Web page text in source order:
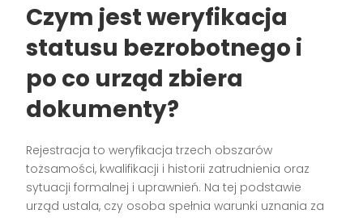
Czym jest weryfikacja
statusu bezrobotnego i
po co urząd zbiera
dokumenty?
Rejestracja to weryfikacja trzech obszarów
tożsamości, kwalifikacji i historii zatrudnienia oraz
sytuacji formalnej i uprawnień. Na tej podstawie
urząd ustala, czy osoba spełnia warunki uznania za